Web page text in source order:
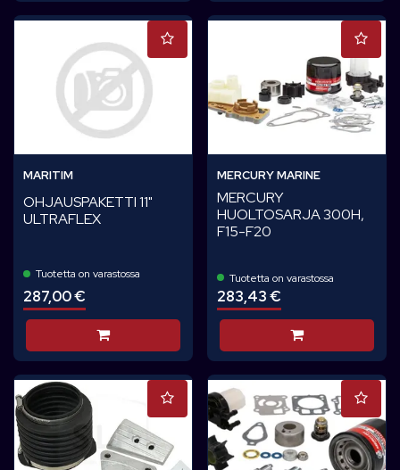
MARITIM
OHJAUSPAKETTI 11"
ULTRAFLEX
Tuotetta on varastossa
287,00 €
Lisää koriin
MERCURY MARINE
MERCURY
HUOLTOSARJA 300H,
F15-F20
Tuotetta on varastossa
283,43 €
Lisää koriin